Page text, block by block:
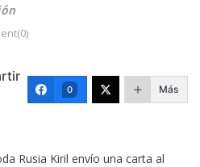
0 Más
Rusia Kiril envío una carta al